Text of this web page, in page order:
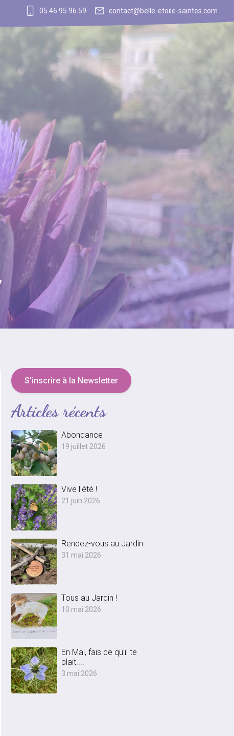
05 46 95 96 59 contact@belle-etoile-saintes.com
S'inscrire à la Newsletter
Articles récents
Abondance
19 juillet 2026
Vive l'été !
21 juin 2026
Rendez-vous au Jardin
31 mai 2026
Tous au Jardin !
10 mai 2026
En Mai, fais ce qu'il te
plait....
3 mai 2026